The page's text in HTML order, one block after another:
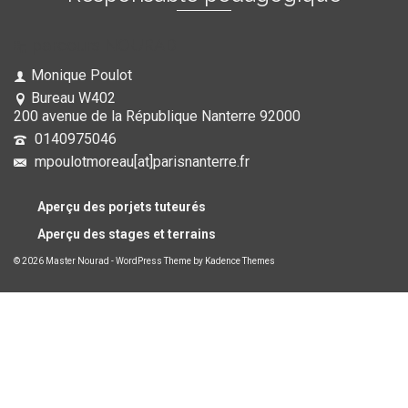
Monique Poulot
Bureau W402
200 avenue de la République Nanterre 92000
0140975046
mpoulotmoreau[at]parisnanterre.fr
Aperçu des porjets tuteurés
Aperçu des stages et terrains
© 2026 Master Nourad - WordPress Theme by Kadence Themes